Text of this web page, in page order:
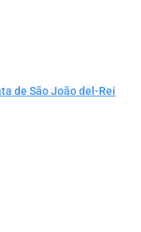
de São João del-Rei